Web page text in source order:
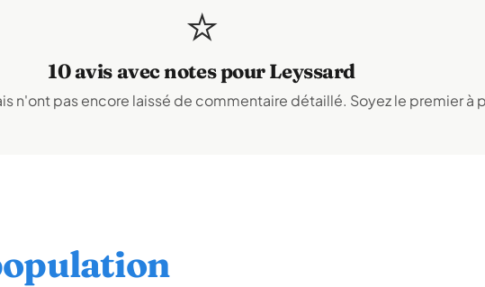
⭐
10 avis avec notes pour Leyssard
n'ont pas encore laissé de commentaire détaillé. Soyez le premier à